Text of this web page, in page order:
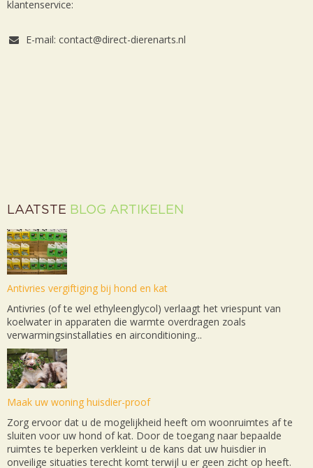
klantenservice:
E-mail: contact@direct-dierenarts.nl
LAATSTE BLOG ARTIKELEN
Antivries vergiftiging bij hond en kat
Antivries (of te wel ethyleenglycol) verlaagt het vriespunt van
koelwater in apparaten die warmte overdragen zoals
verwarmingsinstallaties en airconditioning...
Maak uw woning huisdier-proof
Zorg ervoor dat u de mogelijkheid heeft om woonruimtes af te
sluiten voor uw hond of kat. Door de toegang naar bepaalde
ruimtes te beperken verkleint u de kans dat uw huisdier in
onveilige situaties terecht komt terwijl u er geen zicht op heeft.